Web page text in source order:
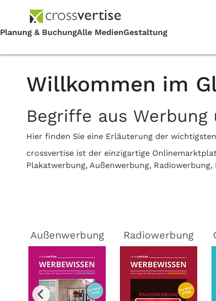
Willkommen im
Begriffe aus Werbung
Hier finden Sie eine Erläuterung der
crossvertise ist der einzigartige
Plakatwerbung, Außenwerbung,
Außenwerbung Radiowerbung